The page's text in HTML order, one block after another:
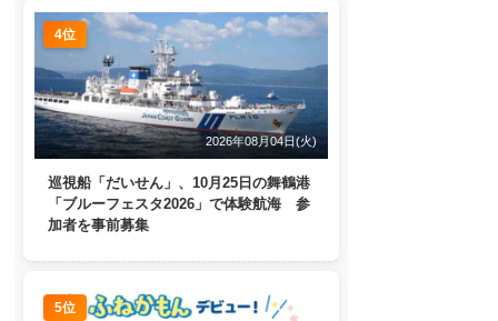
4位
2026年08月04日(火)
巡視船「だいせん」、10月25日の舞鶴港
「ブルーフェスタ2026」で体験航海 参
加者を事前募集
5位